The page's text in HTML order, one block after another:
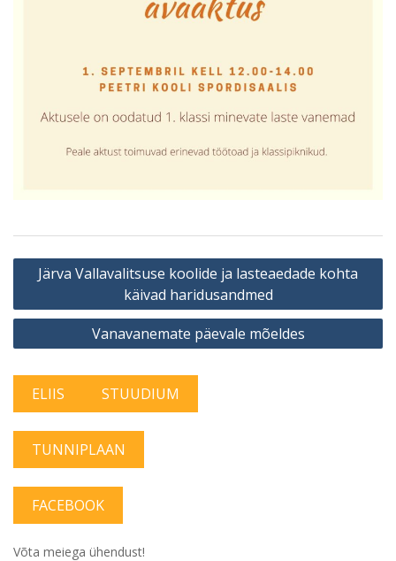
Navigeerimine
Järva Vallavalitsuse koolide ja lasteaedade kohta
käivad haridusandmed
Vanavanemate päevale mõeldes
ELIIS STUUDIUM
TUNNIPLAAN
FACEBOOK
Võta meiega ühendust!